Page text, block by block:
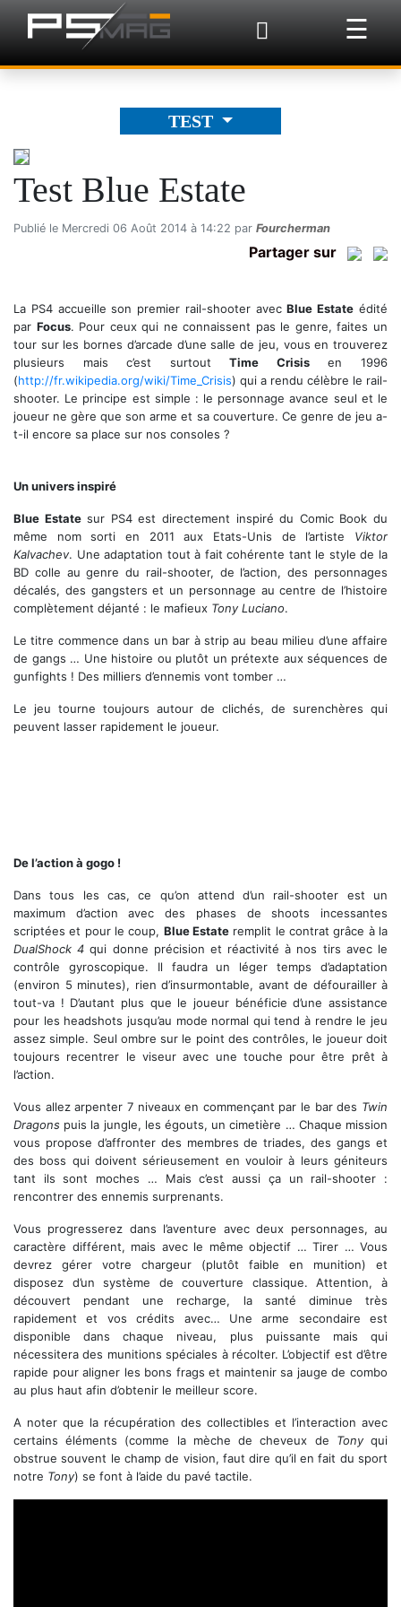
☰
×
TEST
Test Blue Estate
Publié le Mercredi 06 Août 2014 à 14:22 par Fourcherman
Partager sur
La PS4 accueille son premier rail-shooter avecBlue Estate édité
par Focus. Pour ceux qui ne connaissent pas le genre, faites un
tour sur les bornes d’arcade d’une salle de jeu, vous en trouverez
plusieurs mais c’est surtoutTime Crisisen 1996
(http://fr.wikipedia.org/wiki/Time_Crisis) qui a rendu célèbre le rail-
shooter. Le principe est simple : le personnage avance seul et le
joueur ne gère que son arme et sa couverture. Ce genre de jeu a-
t-il encore sa place sur nos consoles ?
Un univers inspiré
Blue Estatesur PS4 est directement inspiré du Comic Book du
même nom sorti en 2011 aux Etats-Unis de l’artiste Viktor
Kalvachev. Une adaptation tout à fait cohérente tant le style de la
BD colle au genre du rail-shooter, de l’action, des personnages
décalés, des gangsters et un personnage au centre de l’histoire
complètement déjanté : le mafieux Tony Luciano.
Le titre commence dans un bar à strip au beau milieu d’une affaire
de gangs … Une histoire ou plutôt un prétexte aux séquences de
gunfights ! Des milliers d’ennemis vont tomber …
Le jeu tourne toujours autour de clichés, de surenchères qui
peuvent lasser rapidement le joueur.
De l’action à gogo !
Dans tous les cas, ce qu’on attend d’un rail-shooter est un
maximum d’action avec des phases de shoots incessantes
scriptées et pour le coup, Blue Estate remplit le contrat grâce à la
DualShock 4 qui donne précision et réactivité à nos tirs avec le
contrôle gyroscopique. Il faudra un léger temps d’adaptation
(environ 5 minutes), rien d’insurmontable, avant de défourailler à
tout-va ! D’autant plus que le joueur bénéficie d’une assistance
pour les headshots jusqu’au mode normal qui tend à rendre le jeu
assez simple. Seul ombre sur le point des contrôles, le joueur doit
toujours recentrer le viseur avec une touche pour être prêt à
l’action.
Vous allez arpenter 7 niveaux en commençant par le bar des Twin
Dragons puis la jungle, les égouts, un cimetière … Chaque mission
vous propose d’affronter des membres de triades, des gangs et
des boss qui doivent sérieusement en vouloir à leurs géniteurs
tant ils sont moches … Mais c’est aussi ça un rail-shooter :
rencontrer des ennemis surprenants.
Vous progresserez dans l’aventure avec deux personnages, au
caractère différent, mais avec le même objectif … Tirer … Vous
devrez gérer votre chargeur (plutôt faible en munition) et
disposez d’un système de couverture classique. Attention, à
découvert pendant une recharge, la santé diminue très
rapidement et vos crédits avec… Une arme secondaire est
disponible dans chaque niveau, plus puissante mais qui
nécessitera des munitions spéciales à récolter. L’objectif est d’être
rapide pour aligner les bons frags et maintenir sa jauge de combo
au plus haut afin d’obtenir le meilleur score.
A noter que la récupération des collectibles et l’interaction avec
certains éléments (comme la mèche de cheveux de Tonyqui
obstrue souvent le champ de vision, faut dire qu’il en fait du sport
notre Tony) se font à l’aide du pavé tactile.